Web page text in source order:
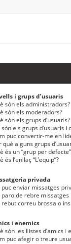
i grups d’usuaris
són els administradors?
són els moderadors?
són els grups d’usuaris?
són els grups d’usuaris i
puc convertir-me en
què alguns grups
és un “grup per
és l’enllaç “L’equip”?
privada
puc enviar missatges
paro de rebre
rebut correu brossa o
i enemics
són les llistes d’amics i
puc afegir o treure